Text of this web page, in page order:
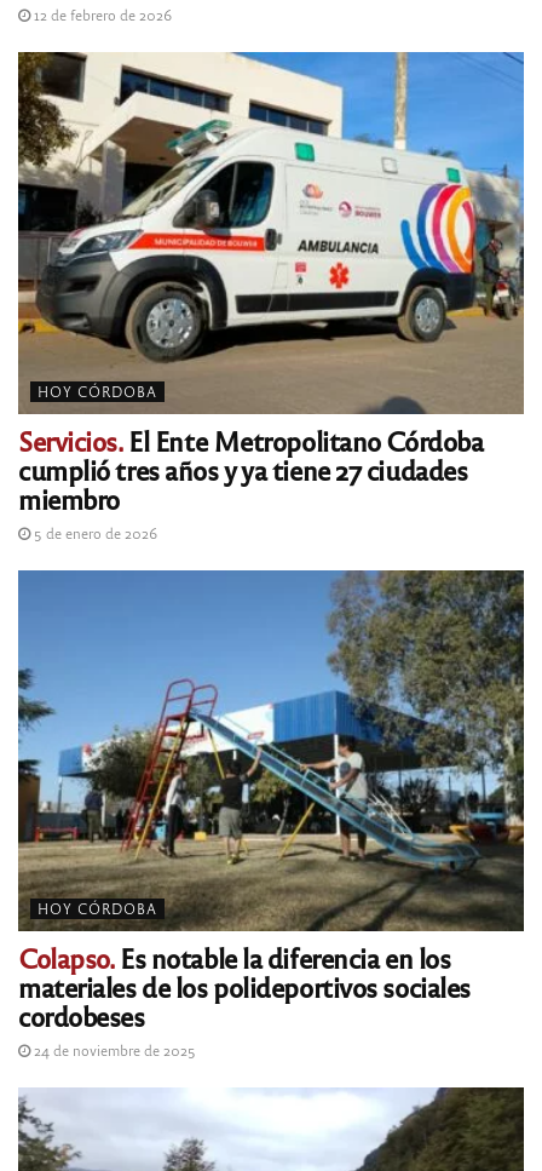
12 de febrero de 2026
HOY CÓRDOBA
Servicios.El Ente Metropolitano Córdoba
cumplió tres años y ya tiene 27 ciudades
miembro
5 de enero de 2026
HOY CÓRDOBA
Colapso.Es notable la diferencia en los
materiales de los polideportivos sociales
cordobeses
24 de noviembre de 2025